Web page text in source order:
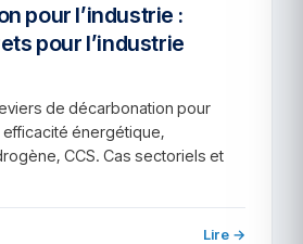
pour l’industrie :
pour l’industrie
de décarbonation pour
énergétique,
CCS. Cas sectoriels et
Lire →